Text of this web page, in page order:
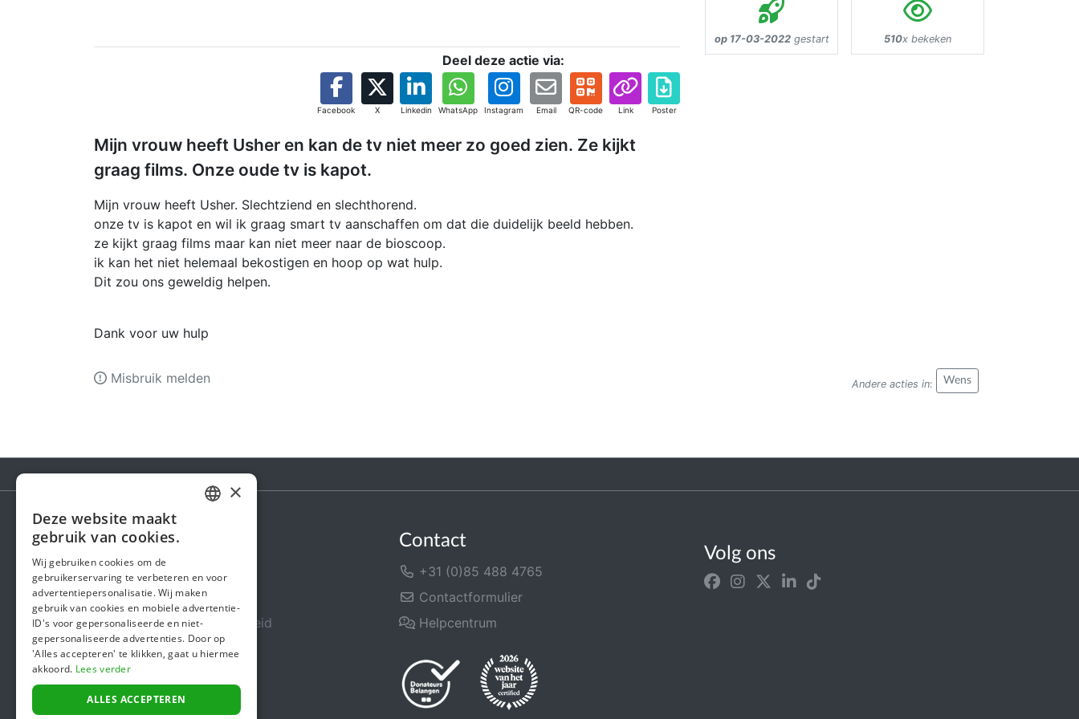
Deel deze actie via:
Facebook X Linkedin WhatsApp Instagram Email QR-code Link Poster
Mijn vrouw heeft Usher en kan de tv niet meer zo goed zien. Ze kijkt
graag films. Onze oude tv is kapot.
Mijn vrouw heeft Usher. Slechtziend en slechthorend.
onze tv is kapot en wil ik graag smart tv aanschaffen om dat die duidelijk beeld hebben.
ze kijkt graag films maar kan niet meer naar de bioscoop.
ik kan het niet helemaal bekostigen en hoop op wat hulp.
Dit zou ons geweldig helpen.
Dank voor uw hulp
op 17-03-2022gestart 510x bekeken
Andere acties in: Wens
Misbruik melden
Steunactie
Over ons
In de media
Veiligheid & Betrouwbaarheid
Algemene voorwaarden
Privacybeleid
Cookiebeleid
Contact
+31 (0)85 488 4765
Contactformulier
Helpcentrum
Volg ons
ENGLISH
×
Deze website maakt
gebruik van cookies.
Wij gebruiken cookies om de
gebruikerservaring te verbeteren en voor
advertentiepersonalisatie. Wij maken
gebruik van cookies en mobiele advertentie-
ID's voor gepersonaliseerde en niet-
gepersonaliseerde advertenties. Door op
'Alles accepteren' te klikken, gaat u hiermee
akkoord. Lees verder
ALLES ACCEPTEREN